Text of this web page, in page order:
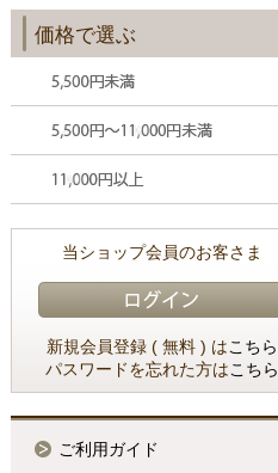
価格で選ぶ
当ショップ会員のお客さま
新規会員登録 ( 無料 ) はこちら
パスワードを忘れた方はこちら
ご利用ガイド